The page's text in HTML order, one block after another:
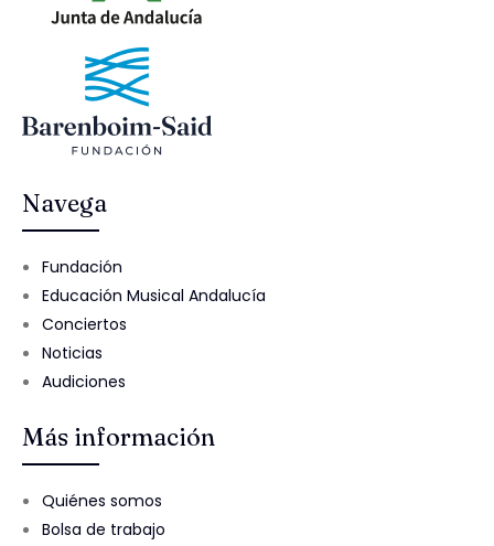
Navega
Fundación
Educación Musical Andalucía
Conciertos
Noticias
Audiciones
Más información
Quiénes somos
Bolsa de trabajo